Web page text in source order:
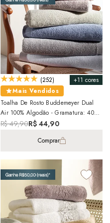
+11 cores
(252)
Mais Vendidos
Toalha De Rosto Buddemeyer Dual
Air 100% Algodão - Gramatura: 400
G/m²
R$ 49,90R$ 44,90
Comprar